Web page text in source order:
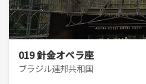
019 針金オペラ座
ブラジル連邦共和国